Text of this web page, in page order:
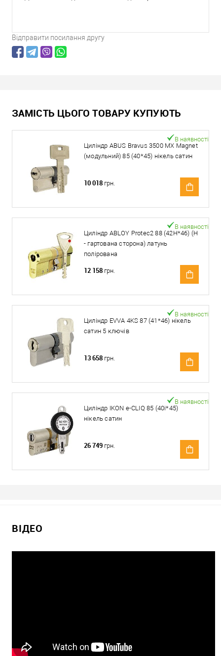
Відправити посилання другу
ЗАМІСТЬ ЦЬОГО ТОВАРУ КУПУЮТЬ
Циліндр ABUS Bravus 3500 MX Magnet
(модульний) 85 (40*45) нікель сатин
В наявності
10 018 грн.
Циліндр ABLOY Protec2 88 (42H*46) (H
- гартована сторона) латунь
полірована
В наявності
12 158 грн.
Циліндр EVVA 4KS 87 (41*46) нікель
сатин 5 ключів
В наявності
13 658 грн.
Циліндр IKON e-CLIQ 85 (40i*45)
нікель сатин
В наявності
26 749 грн.
ВІДЕО